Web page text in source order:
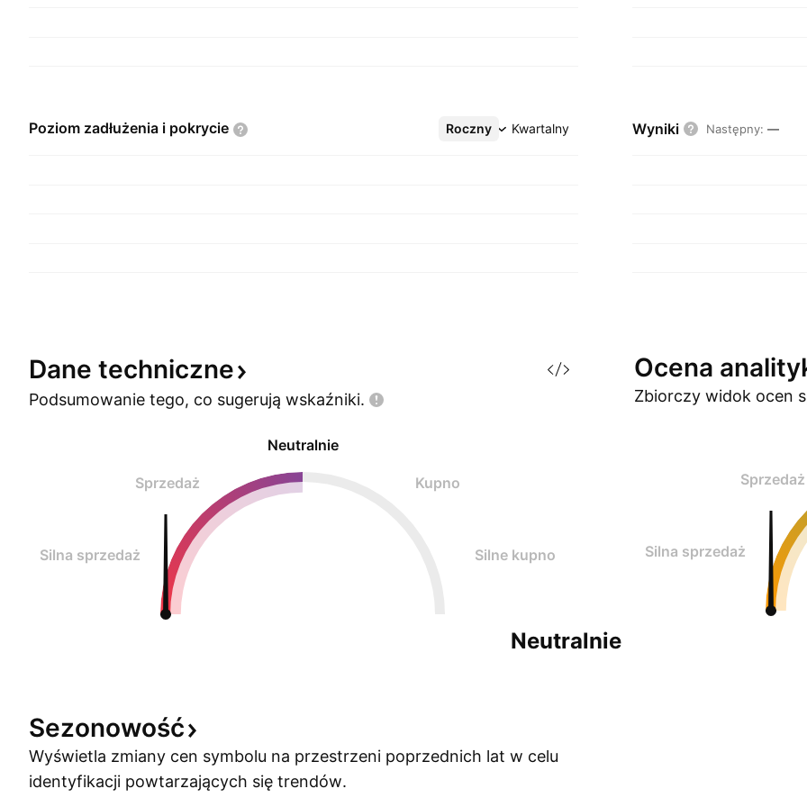
Poziom zadłużenia i pokrycie Roczny Kwartalny
Więcej Wyniki Następny: —
Dane techniczne
Podsumowanie tego, co sugerują wskaźniki.
Neutralnie
Sprzedaż Kupno
Silna sprzedaż Silne kupno
Neutralnie
Ocena
Zbiorczy widok ocen
Sprzedaż
Silna sprzedaż
Sezonowość
Wyświetla zmiany cen symbolu na przestrzeni poprzednich lat w celu
identyfikacji powtarzających się trendów.